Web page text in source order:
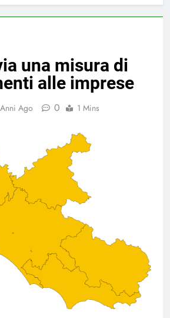
una misura di
alle imprese
Ago 0 1 Mins